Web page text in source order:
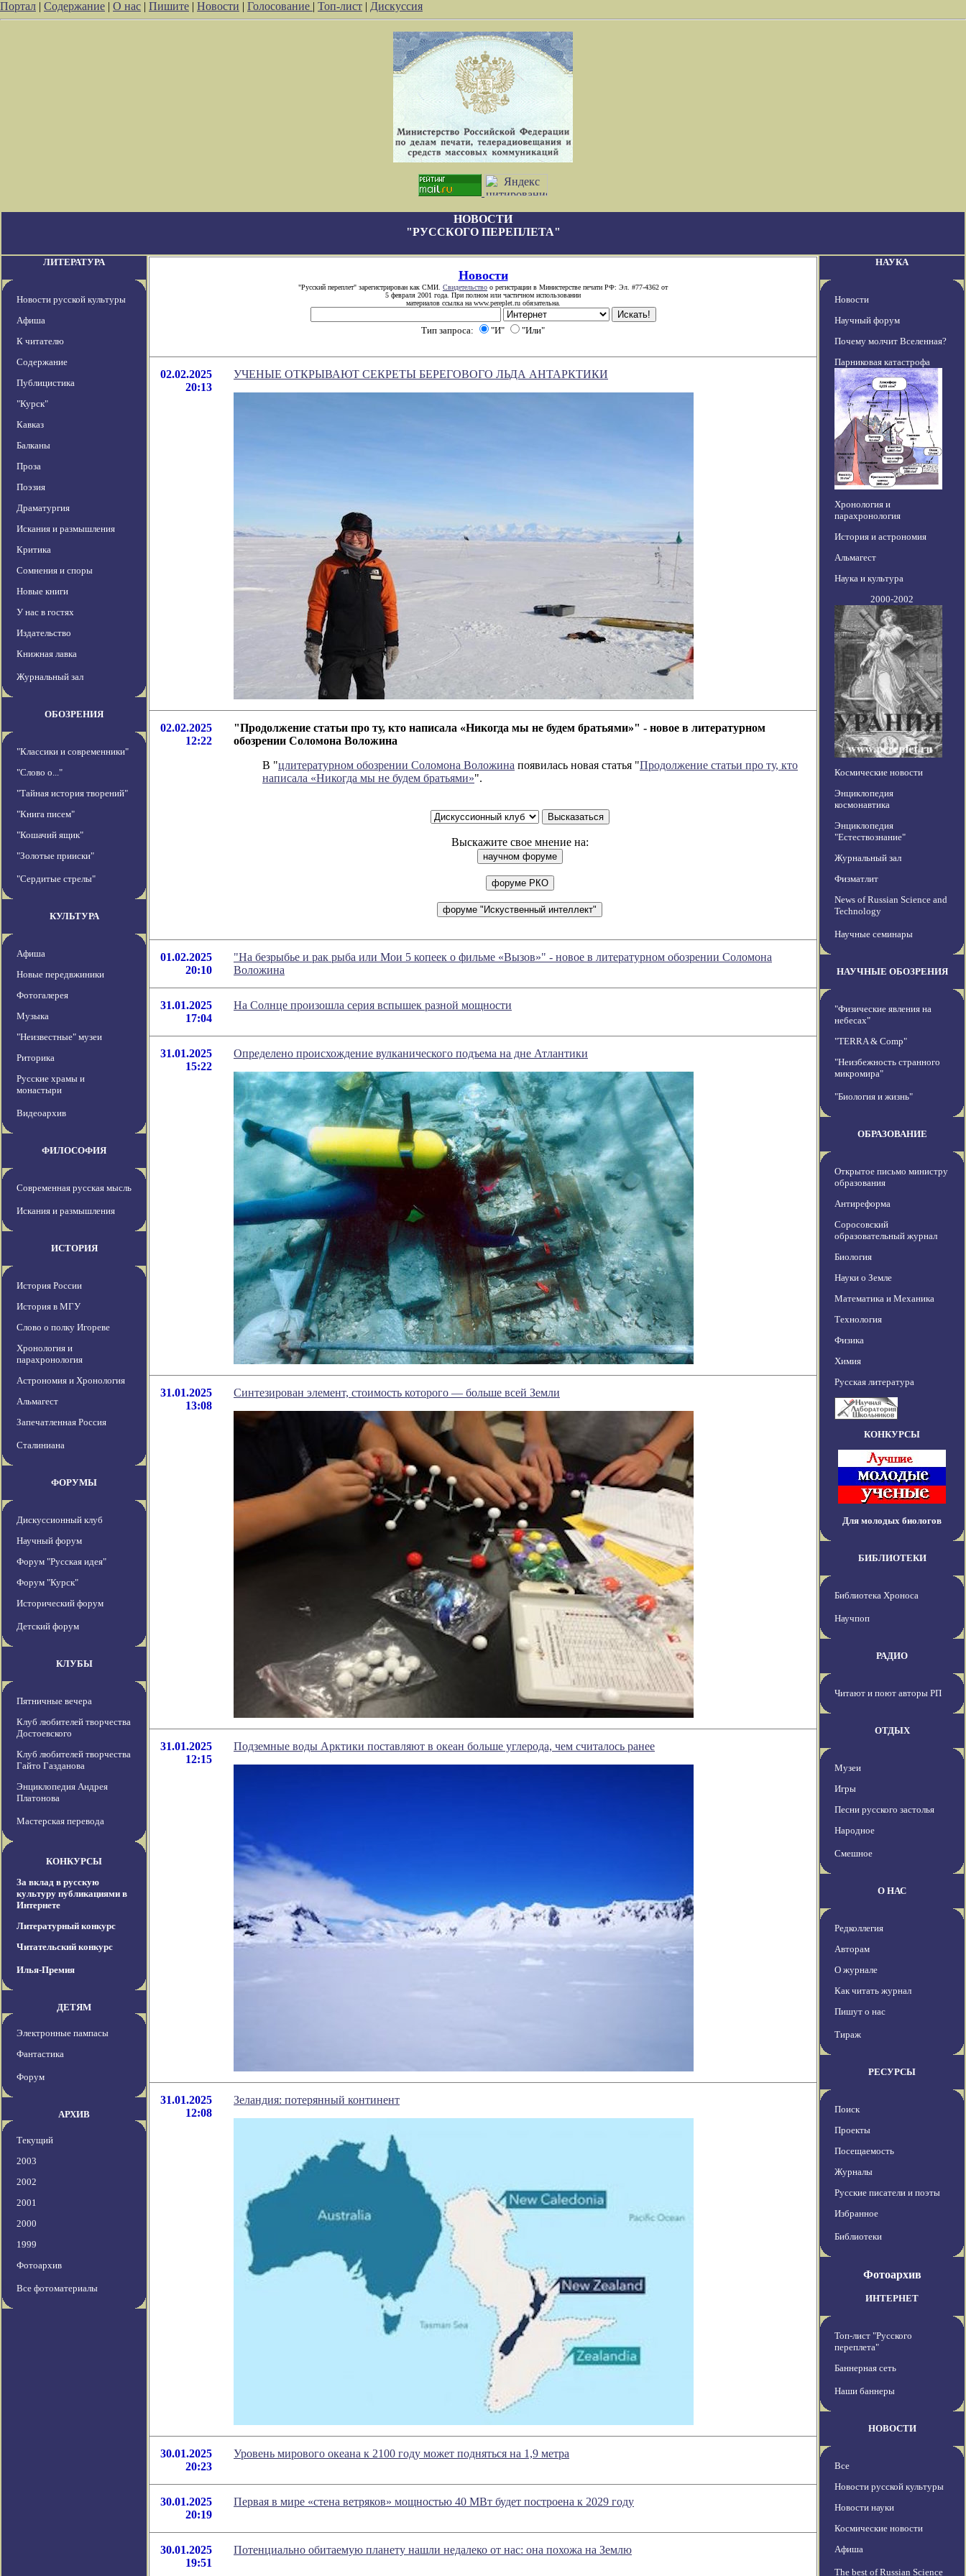
Портал | Содержание | О нас | Пишите | Новости | Голосование | Топ-лист | Дискуссия
НОВОСТИ
"РУССКОГО ПЕРЕПЛЕТА"
ЛИТЕРАТУРА
Новости русской культуры
Афиша
К читателю
Содержание
Публицистика
"Курск"
Кавказ
Балканы
Проза
Поэзия
Драматургия
Искания и размышления
Критика
Сомнения и споры
Новые книги
У нас в гостях
Издательство
Книжная лавка
Журнальный зал
ОБОЗРЕНИЯ
"Классики и современники"
"Слово о..."
"Тайная история творений"
"Книга писем"
"Кошачий ящик"
"Золотые прииски"
"Сердитые стрелы"
КУЛЬТУРА
Афиша
Новые передвжиники
Фотогалерея
Музыка
"Неизвестные" музеи
Риторика
Русские храмы и
монастыри
Видеоархив
ФИЛОСОФИЯ
Современная русская мысль
Искания и размышления
ИСТОРИЯ
История России
История в МГУ
Слово о полку Игореве
Хронология и
парахронология
Астрономия и Хронология
Альмагест
Запечатленная Россия
Сталиниана
ФОРУМЫ
Дискуссионный клуб
Научный форум
Форум "Русская идея"
Форум "Курск"
Исторический форум
Детский форум
КЛУБЫ
Пятничные вечера
Клуб любителей творчества
Достоевского
Клуб любителей творчества
Гайто Газданова
Энциклопедия Андрея
Платонова
Мастерская перевода
КОНКУРСЫ
За вклад в русскую
культуру публикациями в
Интернете
Литературный конкурс
Читательский конкурс
Илья-Премия
ДЕТЯМ
Электронные пампасы
Фантастика
Форум
АРХИВ
Текущий
2003
2002
2001
2000
1999
Фотоархив
Все фотоматериалы
Новости
"Русский переплет" зарегистрирован как СМИ. Свидетельство о регистрации в Министерстве печати РФ: Эл. #77-4362 от
5 февраля 2001 года. При полном или частичном использовании
материалов ссылка на www.pereplet.ru обязательна.
Тип запроса: "И" "Или"
02.02.2025
20:13
УЧЕНЫЕ ОТКРЫВАЮТ СЕКРЕТЫ БЕРЕГОВОГО ЛЬДА АНТАРКТИКИ
02.02.2025
12:22
"Продолжение статьи про ту, кто написала «Никогда мы не будем братьями»" - новое в литературном
обозрении Соломона Воложина
В "цлитературном обозрении Соломона Воложина появилась новая статья "Продолжение статьи про ту, кто
написала «Никогда мы не будем братьями»".
Выскажите свое мнение на:
01.02.2025
20:10
"На безрыбье и рак рыба или Мои 5 копеек о фильме «Вызов»" - новое в литературном обозрении Соломона
Воложина
31.01.2025
17:04
На Солнце произошла серия вспышек разной мощности
31.01.2025
15:22
Определено происхождение вулканического подъема на дне Атлантики
31.01.2025
13:08
Синтезирован элемент, стоимость которого — больше всей Земли
31.01.2025
12:15
Подземные воды Арктики поставляют в океан больше углерода, чем считалось ранее
31.01.2025
12:08
Зеландия: потерянный континент
30.01.2025
20:23
Уровень мирового океана к 2100 году может подняться на 1,9 метра
30.01.2025
20:19
Первая в мире «стена ветряков» мощностью 40 МВт будет построена к 2029 году
30.01.2025
19:51
Потенциально обитаемую планету нашли недалеко от нас: она похожа на Землю
НАУКА
Новости
Научный форум
Почему молчит Вселенная?
Парниковая катастрофа
Хронология и
парахронология
История и астрономия
Альмагест
Наука и культура
2000-2002
Космические новости
Энциклопедия
космонавтика
Энциклопедия
"Естествознание"
Журнальный зал
Физматлит
News of Russian Science and
Technology
Научные семинары
НАУЧНЫЕ ОБОЗРЕНИЯ
"Физические явления на
небесах"
"TERRA & Comp"
"Неизбежность странного
микромира"
"Биология и жизнь"
ОБРАЗОВАНИЕ
Открытое письмо министру
образования
Антиреформа
Соросовский
образовательный журнал
Биология
Науки о Земле
Математика и Механика
Технология
Физика
Химия
Русская литература
КОНКУРСЫ
Для молодых биологов
БИБЛИОТЕКИ
Библиотека Хроноса
Научпоп
РАДИО
Читают и поют авторы РП
ОТДЫХ
Музеи
Игры
Песни русского застолья
Народное
Смешное
О НАС
Редколлегия
Авторам
О журнале
Как читать журнал
Пишут о нас
Тираж
РЕСУРСЫ
Поиск
Проекты
Посещаемость
Журналы
Русские писатели и поэты
Избранное
Библиотеки
Фотоархив
ИНТЕРНЕТ
Топ-лист "Русского
переплета"
Баннерная сеть
Наши баннеры
НОВОСТИ
Все
Новости русской культуры
Новости науки
Космические новости
Афиша
The best of Russian Science